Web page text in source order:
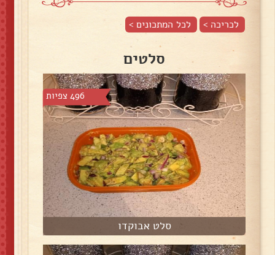
לכריכה > לכל המתכונים >
סלטים
496 צפיות
סלט אבוקדו